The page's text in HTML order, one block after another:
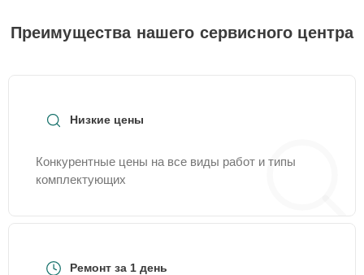
Преимущества нашего сервисного центра
Низкие цены
Конкурентные цены на все виды работ и типы
комплектующих
Ремонт за 1 день